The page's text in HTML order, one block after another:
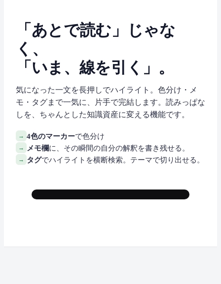
「あとで読む」じゃな
く、
「いま、線を引く」。
気になった一文を長押しでハイライト。色分け・メ
モ・タグまで一気に、片手で完結します。読みっぱな
しを、ちゃんとした知識資産に変える機能です。
→ 4色のマーカーで色分け
→ メモ欄に、その瞬間の自分の解釈を書き残せる。
→ タグでハイライトを横断検索。テーマで切り出せる。